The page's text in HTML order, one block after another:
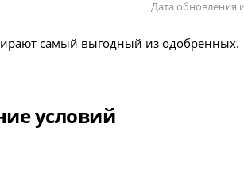
Дата обновления
самый выгодный из одобренных.
условий